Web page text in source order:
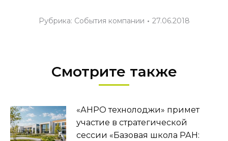
Рубрика: События компании 27.06.2018
Смотрите также
«АНРО технолоджи» примет
участие в стратегической
сессии «Базовая школа РАН: